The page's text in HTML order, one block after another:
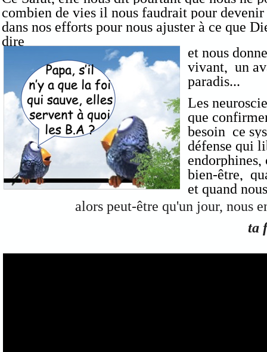
alors peut-être qu'un jour, nous
ta
combien de vies il nous faudrait pour
dans nos efforts pour nous ajuster à ce que
dire
et nous
vivant, un
paradis...
Les
que
besoin ce
défense qui
endorphines,
bien-être,
et quand